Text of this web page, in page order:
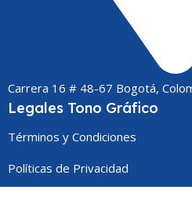
Carrera 16 # 48-67 Bogotá,
Legales Tono Gráfico
Términos y Condiciones
Políticas de Privacidad